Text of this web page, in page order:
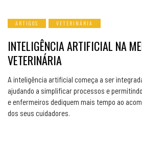
ARTIGOS VETERINÁRIA
INTELIGÊNCIA ARTIFICIAL NA
VETERINÁRIA
A inteligência artificial começa a ser
ajudando a simplificar processos e
e enfermeiros dediquem mais tempo ao
dos seus cuidadores.